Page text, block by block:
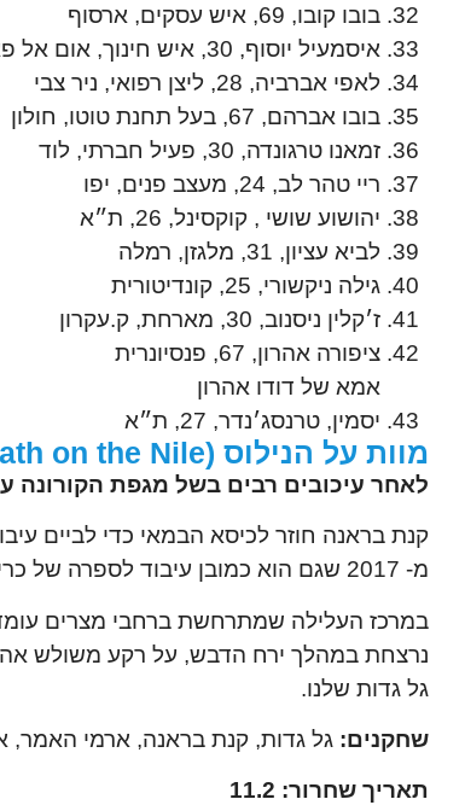
בובו קובו, 69, איש עסקים, ארסוף
איסמעיל יוסוף, 30, איש חינוך, אום אל פאחם
לאפי אברביה, 28, ליצן רפואי, ניר צבי
בובו אברהם, 67, בעל תחנת טוטו, חולון
זמאנו טרגונדה, 30, פעיל חברתי, לוד
ריי טהר לב, 24, מעצב פנים, יפו
יהושוע שושי , קוקסינל, 26, ת״א
לביא עציון, 31, מלגזן, רמלה
גילה ניקשורי, 25, קונדיטורית
ז׳קלין ניסנוב, 30, מארחת, ק.עקרון
ציפורה אהרון, 67, פנסיונרית
אמא של דודו אהרון
יסמין, טרנסג׳נדר, 27, ת״א
מוות על הנילוס (Death on the Nile)
לאחר עיכובים רבים בשל מגפת הקורונה
קנת בראנה חוזר לכיסא הבמאי כדי לביים
מ- 2017 שגם הוא כמובן עיבוד לספרה של כריסטי.
במרכז העלילה שמתרחשת ברחבי מצרים
נרצחת במהלך ירח הדבש, על רקע משולש
גל גדות שלנו.
שחקנים: גל גדות, קנת בראנה, ארמי האמר,
תאריך שחרור: 11.2